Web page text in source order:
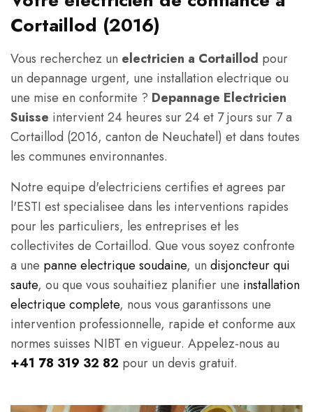
Cortaillod (2016)
Vous recherchez un electricien a Cortaillod pour
un depannage urgent, une installation electrique ou
une mise en conformite ? Depannage Electricien
Suisse intervient 24 heures sur 24 et 7 jours sur 7 a
Cortaillod (2016, canton de Neuchatel) et dans toutes
les communes environnantes.
Notre equipe d'electriciens certifies et agrees par
l'ESTI est specialisee dans les interventions rapides
pour les particuliers, les entreprises et les
collectivites de Cortaillod. Que vous soyez confronte
a une panne electrique soudaine, un disjoncteur qui
saute, ou que vous souhaitiez planifier une installation
electrique complete, nous vous garantissons une
intervention professionnelle, rapide et conforme aux
normes suisses NIBT en vigueur. Appelez-nous au
+41 78 319 32 82 pour un devis gratuit.